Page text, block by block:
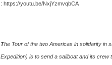
: https://youtu.be/NxjYzmvqbCA
The Tour of the two Americas in solidarity in
Expedition) is to send a sailboat and its crew